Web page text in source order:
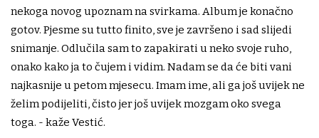
nekoga novog upoznam na svirkama. Album je konačno
gotov. Pjesme su tutto finito, sve je završeno i sad slijedi
snimanje. Odlučila sam to zapakirati u neko svoje ruho,
onako kako ja to čujem i vidim. Nadam se da će biti vani
najkasnije u petom mjesecu. Imam ime, ali ga još uvijek ne
želim podijeliti, čisto jer još uvijek mozgam oko svega
toga. - kaže Vestić.